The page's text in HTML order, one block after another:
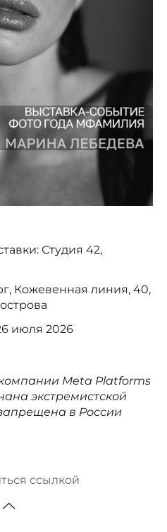
Студия 42,
Кожевенная линия, 40,
июля 2026
Meta Platforms
экстремистской
в России
ссылкой